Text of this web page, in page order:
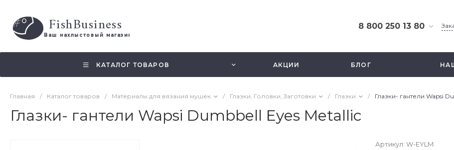
FishBusiness
Ваш нахлыстовый магазин
8 800 250 13 80
ул. Смольная 63б, этаж
2.5
info@fishbusinezz.ru
КАТАЛОГ ТОВАРОВ АКЦИИ БЛОГ
Главная / Каталог товаров / Материалы для вязания мушек / Глазки, Головки, Заготовки / Глазки / Глазки- гантели Wapsi
Глазки- гантели Wapsi Dumbbell Eyes Metallic
Артикул: W-EYLM